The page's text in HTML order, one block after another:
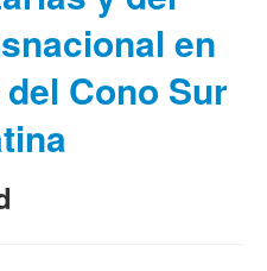
en
Cono Sur